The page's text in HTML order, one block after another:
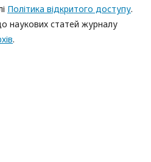
Політика відкритого доступу.
наукових статей журналу
.